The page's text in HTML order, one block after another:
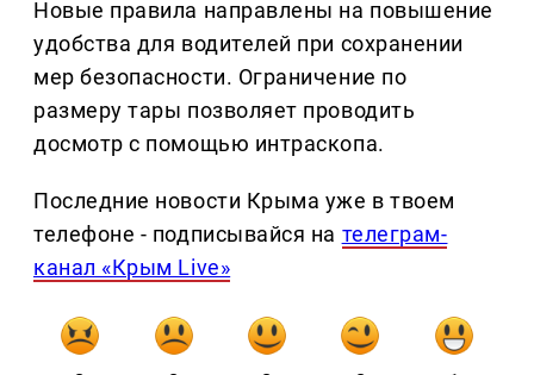
Новые правила направлены на повышение
удобства для водителей при сохранении
мер безопасности. Ограничение по
размеру тары позволяет проводить
досмотр с помощью интраскопа.
Последние новости Крыма уже в твоем
телефоне - подписывайся на телеграм-
канал «Крым Live»